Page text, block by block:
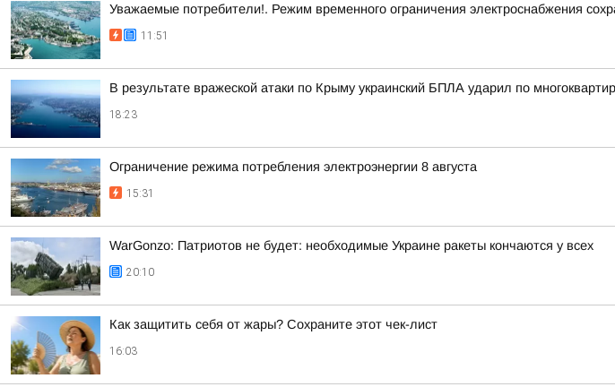
Уважаемые потребители!. Режим временного ограничения электроснабжения
11:51
В результате вражеской атаки по Крыму украинский БПЛА ударил по
18:23
Ограничение режима потребления электроэнергии 8 августа
15:31
WarGonzo: Патриотов не будет: необходимые Украине ракеты кончаются у всех
20:10
Как защитить себя от жары? Сохраните этот чек-лист
16:03